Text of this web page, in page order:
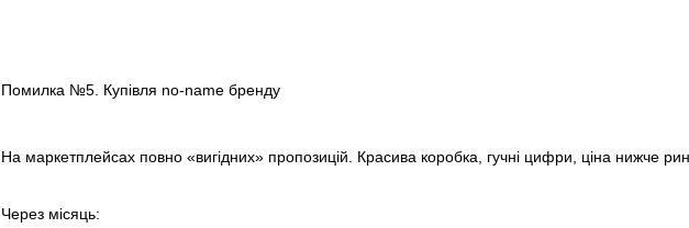
Помилка №5. Купівля no-name бренду
На маркетплейсах повно «вигідних» пропозицій. Красива коробка, гучні цифри, ціна нижче
Через місяць: